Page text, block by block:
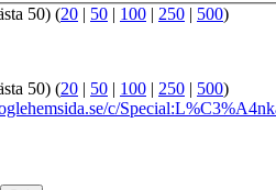
50) (20 | 50 | 100 | 250 | 500)
50) (20 | 50 | 100 | 250 | 500)
c/